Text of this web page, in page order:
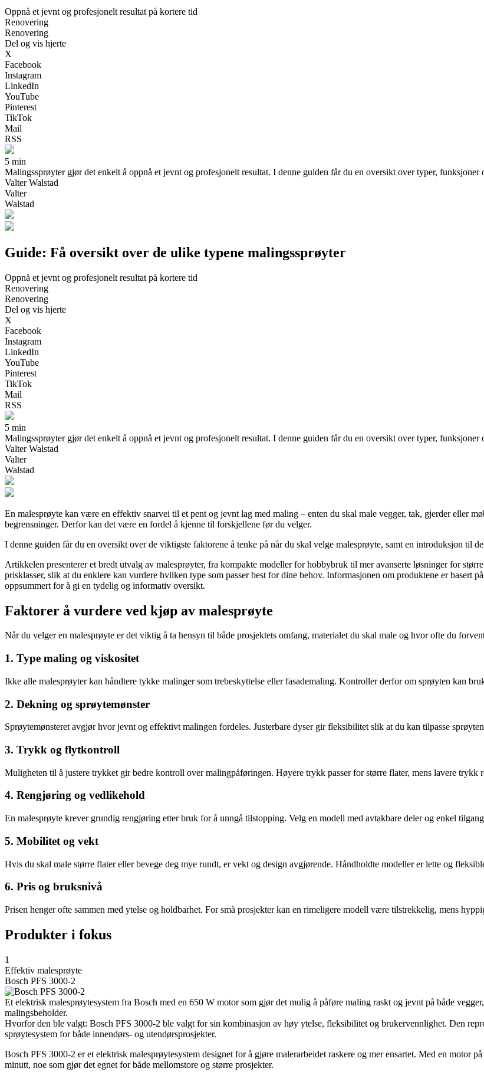
Oppnå et jevnt og profesjonelt resultat på kortere tid
Renovering
Renovering
Del og vis hjerte
X
Facebook
Instagram
LinkedIn
YouTube
Pinterest
TikTok
Mail
RSS
5 min
Malingssprøyter gjør det enkelt å oppnå et jevnt og profesjonelt resultat. I denne guiden får du en oversikt over typer,
Valter Walstad
Valter
Walstad
Guide: Få oversikt over de ulike typene malingssprøyter
Oppnå et jevnt og profesjonelt resultat på kortere tid
Renovering
Renovering
Del og vis hjerte
X
Facebook
Instagram
LinkedIn
YouTube
Pinterest
TikTok
Mail
RSS
5 min
Malingssprøyter gjør det enkelt å oppnå et jevnt og profesjonelt resultat. I denne guiden får du en oversikt over typer,
Valter Walstad
Valter
Walstad
En malesprøyte kan være en effektiv snarvei til et pent og jevnt lag med maling – enten du skal male vegger, tak, gjerder eller
begrensninger. Derfor kan det være en fordel å kjenne til forskjellene før du velger.
I denne guiden får du en oversikt over de viktigste faktorene å tenke på når du skal velge malesprøyte, samt en introduksjon til
Artikkelen presenterer et bredt utvalg av malesprøyter, fra kompakte modeller for hobbybruk til mer avanserte løsninger for
prisklasser, slik at du enklere kan vurdere hvilken type som passer best for dine behov. Informasjonen om produktene er basert
oppsummert for å gi en tydelig og informativ oversikt.
Faktorer å vurdere ved kjøp av malesprøyte
Når du velger en malesprøyte er det viktig å ta hensyn til både prosjektets omfang, materialet du skal male og hvor ofte du
1. Type maling og viskositet
Ikke alle malesprøyter kan håndtere tykke malinger som trebeskyttelse eller fasademaling. Kontroller derfor om sprøyten kan
2. Dekning og sprøytemønster
Sprøytemønsteret avgjør hvor jevnt og effektivt malingen fordeles. Justerbare dyser gir fleksibilitet slik at du kan tilpasse
3. Trykk og flytkontroll
Muligheten til å justere trykket gir bedre kontroll over malingpåføringen. Høyere trykk passer for større flater, mens lavere trykk
4. Rengjøring og vedlikehold
En malesprøyte krever grundig rengjøring etter bruk for å unngå tilstopping. Velg en modell med avtakbare deler og enkel
5. Mobilitet og vekt
Hvis du skal male større flater eller bevege deg mye rundt, er vekt og design avgjørende. Håndholdte modeller er lette og
6. Pris og bruksnivå
Prisen henger ofte sammen med ytelse og holdbarhet. For små prosjekter kan en rimeligere modell være tilstrekkelig, mens
Produkter i fokus
1
Effektiv malesprøyte
Bosch PFS 3000-2
Et elektrisk malesprøytesystem fra Bosch med en 650 W motor som gjør det mulig å påføre maling raskt og jevnt på både
malingsbeholder.
Hvorfor den ble valgt: Bosch PFS 3000-2 ble valgt for sin kombinasjon av høy ytelse, fleksibilitet og brukervennlighet. Den
sprøytesystem for både innendørs- og utendørsprosjekter.
Bosch PFS 3000-2 er et elektrisk malesprøytesystem designet for å gjøre malerarbeidet raskere og mer ensartet. Med en motor
minutt, noe som gjør det egnet for både mellomstore og større prosjekter.